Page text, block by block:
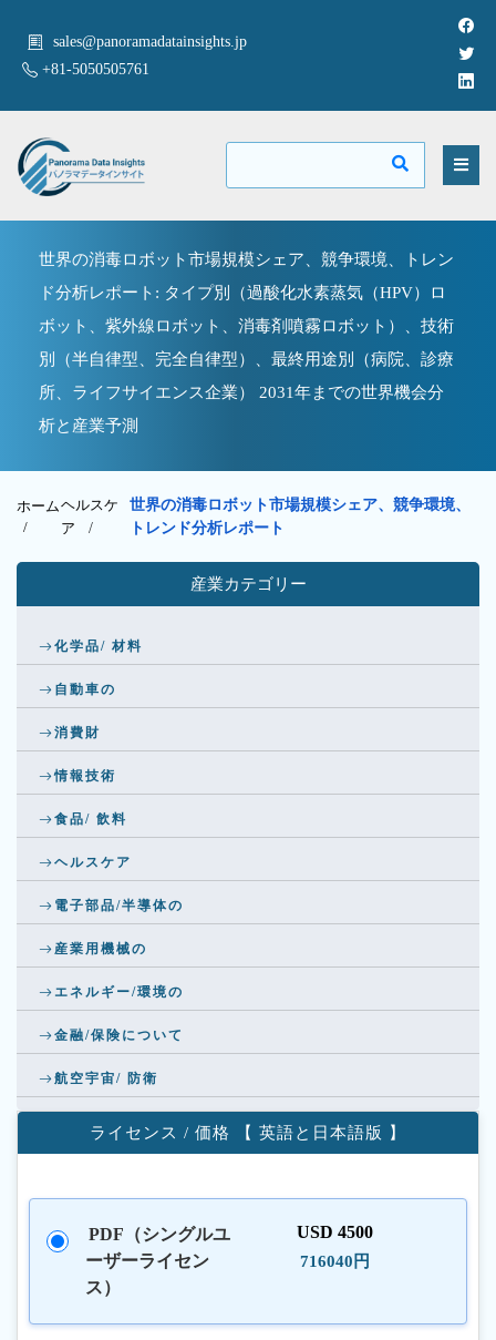
sales@panoramadatainsights.jp
+81-5050505761
世界の消毒ロボット市場規模シェア、競争環境、トレン
ド分析レポート: タイプ別（過酸化水素蒸気（HPV）ロ
ボット、紫外線ロボット、消毒剤噴霧ロボット）、技術
別（半自律型、完全自律型）、最終用途別（病院、診療
所、ライフサイエンス企業） 2031年までの世界機会分
析と産業予測
ホーム
/
ヘルスケ
ア /
世界の消毒ロボット市場規模シェア、競争環境、
トレンド分析レポート
産業カテゴリー
化学品/ 材料
自動車の
消費財
情報技術
食品/ 飲料
ヘルスケア
電子部品/半導体の
産業用機械の
エネルギー/環境の
金融/保険について
航空宇宙/ 防衛
ライセンス / 価格 【 英語と日本語版 】
PDF（シングルユ
ーザーライセン
ス）
USD 4500
716040円